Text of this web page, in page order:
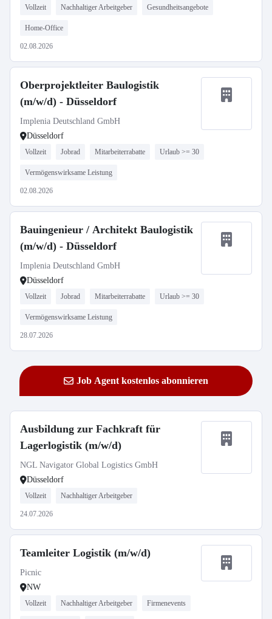
Vollzeit Nachhaltiger Arbeitgeber Gesundheitsangebote
Home-Office
02.08.2026
Oberprojektleiter Baulogistik
(m/w/d) - Düsseldorf
Implenia Deutschland GmbH
Düsseldorf
Vollzeit Jobrad Mitarbeiterrabatte Urlaub >= 30
Vermögenswirksame Leistung
02.08.2026
Bauingenieur / Architekt Baulogistik
(m/w/d) - Düsseldorf
Implenia Deutschland GmbH
Düsseldorf
Vollzeit Jobrad Mitarbeiterrabatte Urlaub >= 30
Vermögenswirksame Leistung
28.07.2026
Job Agent kostenlos abonnieren
Ausbildung zur Fachkraft für
Lagerlogistik (m/w/d)
NGL Navigator Global Logistics GmbH
Düsseldorf
Vollzeit Nachhaltiger Arbeitgeber
24.07.2026
Teamleiter Logistik (m/w/d)
Picnic
NW
Vollzeit Nachhaltiger Arbeitgeber Firmenevents